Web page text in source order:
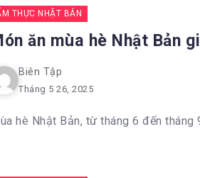
THỰC NHẬT BẢN
ăn mùa hè Nhật Bản
Biên Tập
Tháng 5 26, 2025
hè Nhật Bản, từ tháng 6 đến